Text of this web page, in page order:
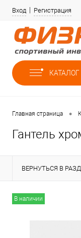
Вход Регистрация
Главная страница •
Гантель
ВЕРНУТЬСЯ В
В наличии